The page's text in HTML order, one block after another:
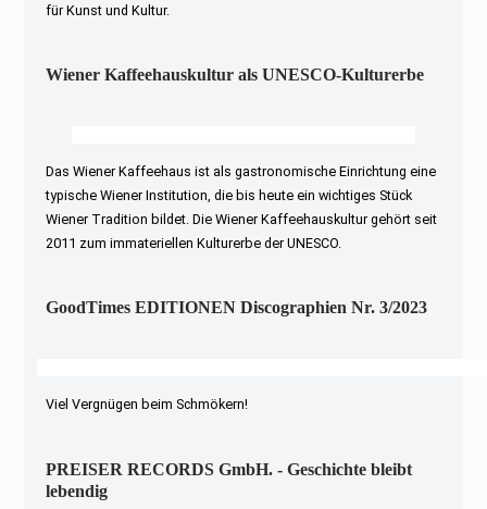
für Kunst und Kultur.
Wiener Kaffeehauskultur als UNESCO-Kulturerbe
Das Wiener Kaffeehaus ist als gastronomische Einrichtung eine
typische Wiener Institution, die bis heute ein wichtiges Stück
Wiener Tradition bildet. Die Wiener Kaffeehauskultur gehört seit
2011 zum immateriellen Kulturerbe der UNESCO.
GoodTimes EDITIONEN Discographien Nr. 3/2023
Viel Vergnügen beim Schmökern!
PREISER RECORDS GmbH. - Geschichte bleibt
lebendig